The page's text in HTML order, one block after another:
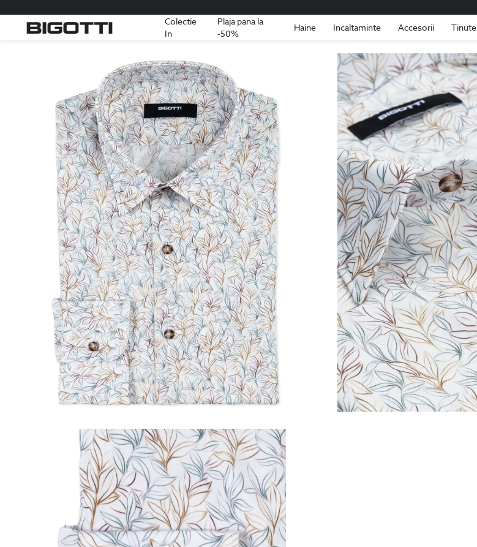
Colectie
In
Plaja pana la
-50%
Haine Incaltaminte Accesorii Tinute
Romania